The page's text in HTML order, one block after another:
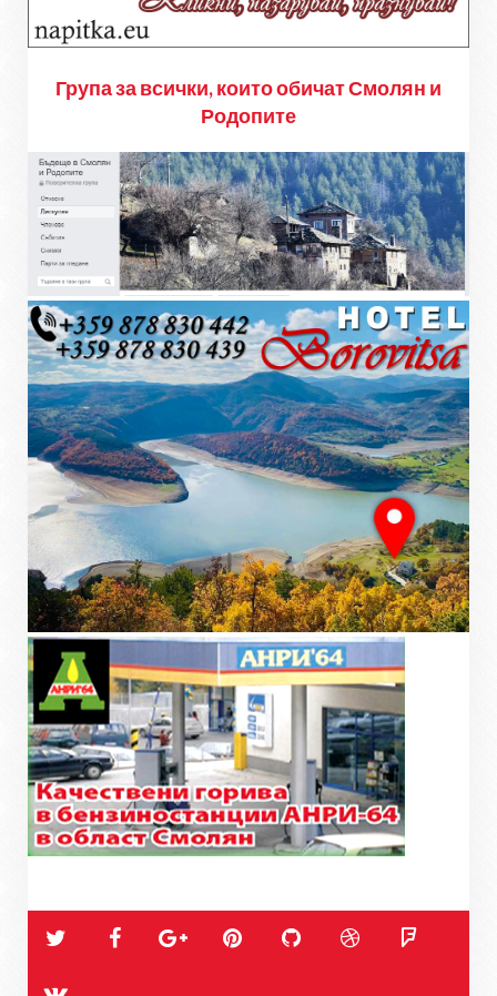
Група за всички, които обичат Смолян и
Родопите